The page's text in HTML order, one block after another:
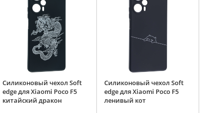
Силиконовый чехол Soft
edge для Xiaomi Poco F5
китайский дракон
Силиконовый чехол Soft
edge для Xiaomi Poco F5
ленивый кот